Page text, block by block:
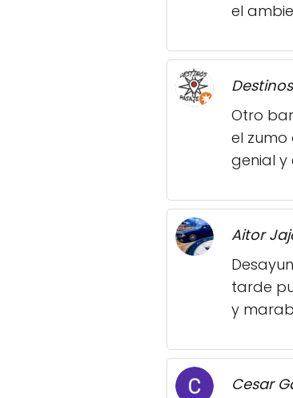
el
Otro
el zumo
genial y
Aitor
tarde
y
Cesar